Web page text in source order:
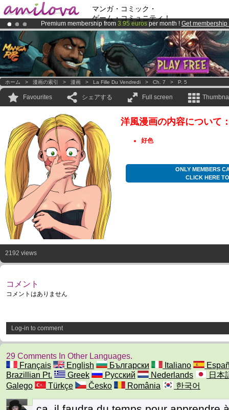
マンガ・コミック・
ゲーム・コミュニティ！
Premium membership from 3.95 euros per month ! Get membership
Already 100000membersand 1000comics & mangas!.
AmilovaKickstarter is now LIVE!.
ホーム > 漫画の索引 > 漫画 > La Fille Du Vendredi > Ch. 7 > P. 5
Favourites シェアする Full screen
洋風漫画の内容について
好色
ONLY MEMBERS
CLICK HERE
2192 views
コメント
コメントはありません
Log-in to comment
29 Comments In Other Languages.
Français
English Български Italiano
Brazillian Pt.
Greek Русский Nederlands
日本
Galego
Türkçe Česko România 한국어